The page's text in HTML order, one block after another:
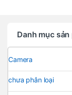
Danh mục sản
Camera
chưa phân loại